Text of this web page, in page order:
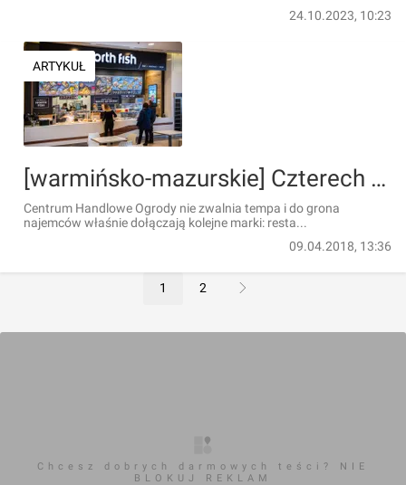
24.10.2023, 10:23
ARTYKUŁ
[warmińsko-mazurskie] Czterech najemców dołączyło do Ogrodów w Elblągu
Centrum Handlowe Ogrody nie zwalnia tempa i do grona
najemców właśnie dołączają kolejne marki: resta...
09.04.2018, 13:36
1 2
Chcesz dobrych darmowych teści? NIE
BLOKUJ REKLAM